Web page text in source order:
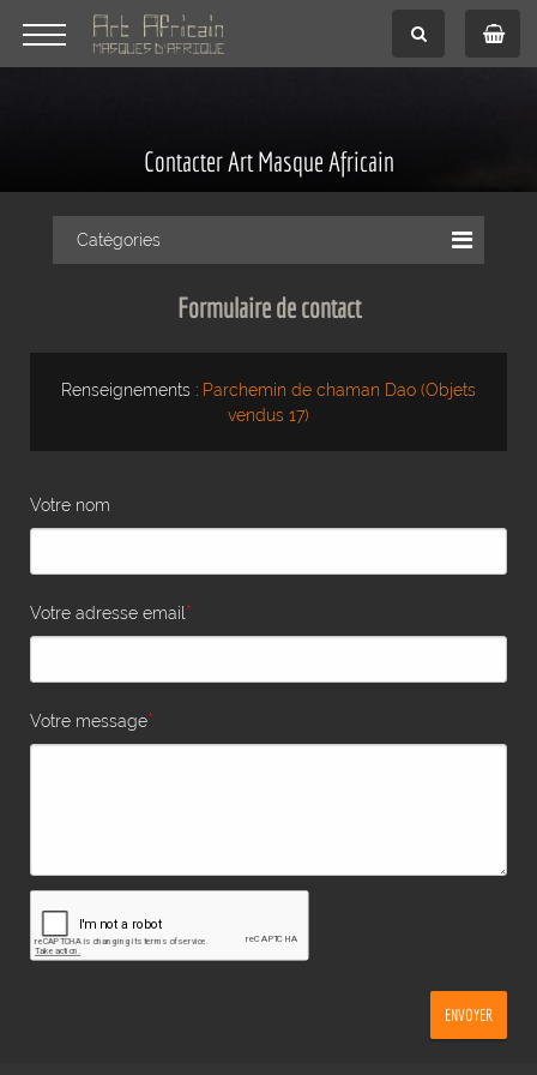
Contacter Art Masque Africain
Catégories
Formulaire de contact
Renseignements : Parchemin de chaman Dao (Objets
vendus 17)
Votre nom
Votre adresse email*
Votre message*
ENVOYER